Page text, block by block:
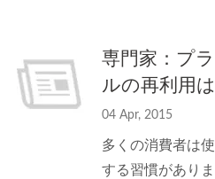
専門家：プ
ルの再利用
04 Apr, 2015
多くの消費者は
する習慣があり